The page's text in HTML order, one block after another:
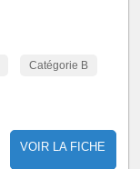
Catégorie B
VOIR LA FICHE